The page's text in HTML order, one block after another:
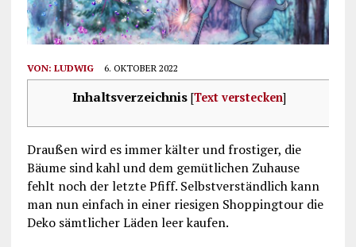
VON: LUDWIG 6. OKTOBER 2022
Inhaltsverzeichnis [Text verstecken]
Draußen wird es immer kälter und frostiger, die
Bäume sind kahl und dem gemütlichen Zuhause
fehlt noch der letzte Pfiff. Selbstverständlich kann
man nun einfach in einer riesigen Shoppingtour die
Deko sämtlicher Läden leer kaufen.